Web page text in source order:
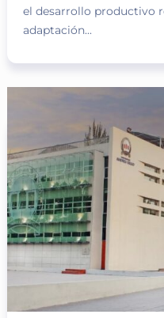
el desarrollo productivo
adaptación...